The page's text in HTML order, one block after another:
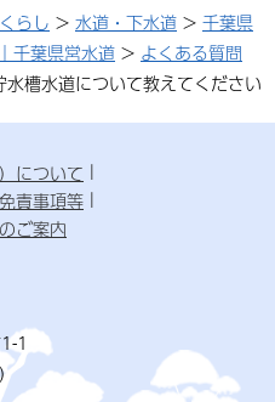
くらし > 水道・下水道 > 千葉県
千葉県営水道 > よくある質問
槽水道について教えてください
について
責事項等
ご案内
1